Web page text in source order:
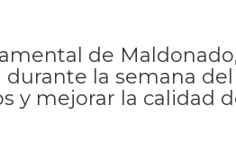
de
la semana del
y mejorar la calidad